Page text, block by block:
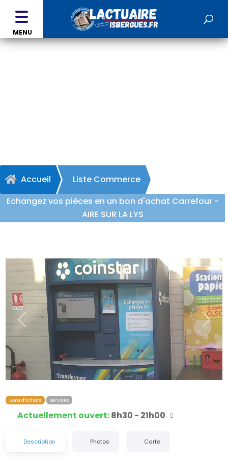
MENU
 Accueil
Liste Commerce
Echangez vos pièces en un bon d'achat Carrefour -
AIRE SUR LA LYS
Précédent
Bons d'achats Services
Actuellement ouvert:8h30 - 21h00
Description Photos Carte